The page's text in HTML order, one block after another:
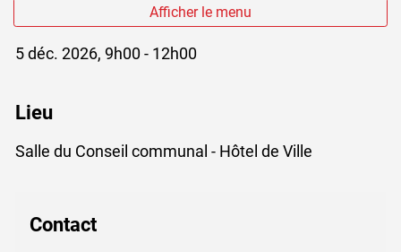
Afficher le menu
5 déc. 2026, 9h00 - 12h00
Lieu
Salle du Conseil communal - Hôtel de Ville
Contact